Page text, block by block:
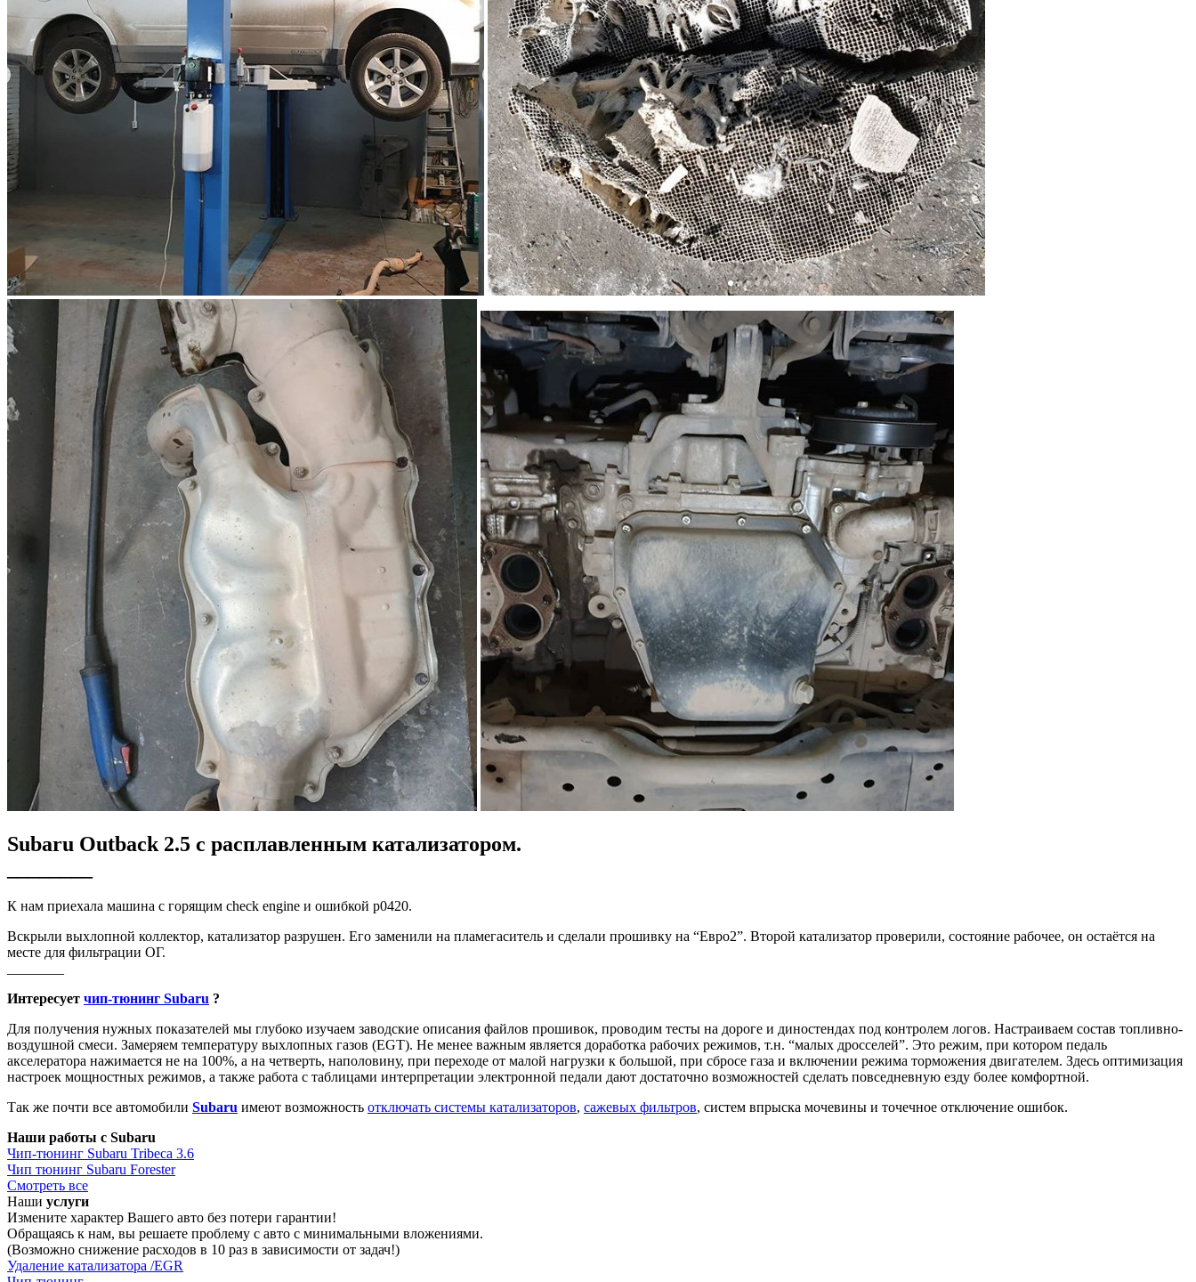
Subaru Outback 2.5 с расплавленным катализатором.
К нам приехала машина с горящим check engine и ошибкой p0420.
Вскрыли выхлопной коллектор, катализатор разрушен. Его заменили на пламегаситель и сделали прошивку на “Евро2”. Второй катализатор проверили, состояние рабочее, он остаётся на
месте для фильтрации ОГ.
Интересует чип-тюнинг Subaru ?
Для получения нужных показателей мы глубоко изучаем заводские описания файлов прошивок, проводим тесты на дороге и диностендах под контролем логов. Настраиваем состав топливно-
воздушной смеси. Замеряем температуру выхлопных газов (EGT). Не менее важным является доработка рабочих режимов, т.н. “малых дросселей”. Это режим, при котором педаль
акселератора нажимается не на 100%, а на четверть, наполовину, при переходе от малой нагрузки к большой, при сбросе газа и включении режима торможения двигателем. Здесь оптимизация
настроек мощностных режимов, а также работа с таблицами интерпретации электронной педали дают достаточно возможностей сделать повседневную езду более комфортной.
Так же почти все автомобили Subaru имеют возможность отключать системы катализаторов, сажевых фильтров, систем впрыска мочевины и точечное отключение ошибок.
Наши работы с Subaru
Чип-тюнинг Subaru Tribeca 3.6
Чип тюнинг Subaru Forester
Смотреть все
Наши услуги
Измените характер Вашего авто без потери гарантии!
Обращаясь к нам, вы решаете проблему с авто с минимальными вложениями.
(Возможно снижение расходов в 10 раз в зависимости от задач!)
Удаление катализатора /EGR